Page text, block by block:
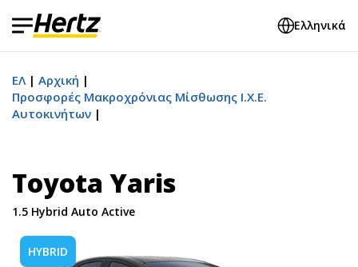
Ελληνικά
ΕΛ
Αρχική
Προσφορές Μακροχρόνιας Μίσθωσης Ι.Χ.Ε.
Αυτοκινήτων
Toyota Yaris
1.5 Hybrid Auto Active
HYBRID